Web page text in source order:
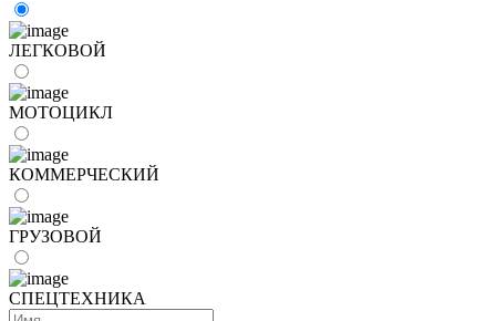
ЛЕГКОВОЙ
МОТОЦИКЛ
КОММЕРЧЕСКИЙ
ГРУЗОВОЙ
СПЕЦТЕХНИКА